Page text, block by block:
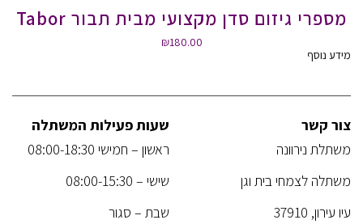
מספרי גיזום סדן מקצועי מבית תבור Tabor
₪180.00
מידע נוסף
צור קשר
משתלת נירוונה
משתלה לצמחי בית וגן
עיו עירון, 37910
שעות פעילות המשתלה
ראשון – חמישי 08:00-18:30
שישי – 08:00-15:30
שבת – סגור